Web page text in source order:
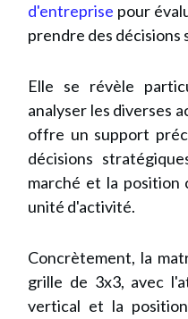
d'entreprise pour
prendre des
Elle se révèle
analyser les diverses
offre un support
décisions
marché et la position
unité d'activité.
Concrètement, la
grille de 3x3, avec
vertical et la